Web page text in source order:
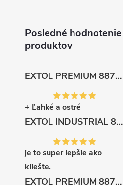
Posledné hodnotenie
produktov
EXTOL PREMIUM 8872105 Nožnice záhradnícke dlhé úzke, 200mm, max. prestrih Ø6mm
+ Ľahké a ostré
EXTOL INDUSTRIAL 8791861 Viazač armatúr aku Share20V, bez aku, drôt 0,8mm, oko 8-34mm, bezuhlíkový motor
je to super lepšie ako
kliešte.
EXTOL PREMIUM 8871287 Sekera štiepacia 3500g, nylónová násada 910mm